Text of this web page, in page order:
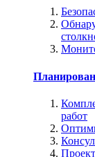
работ